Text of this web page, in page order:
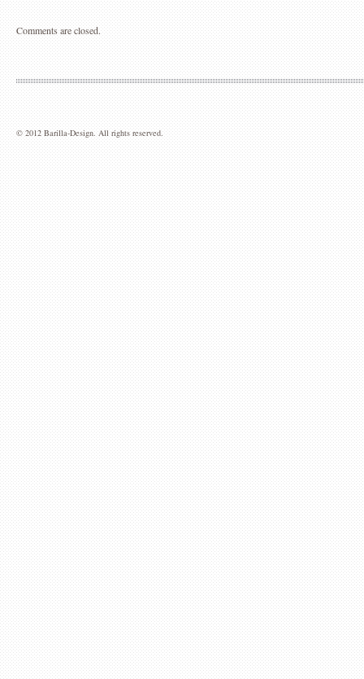
Comments are closed.
© 2012 Barilla-Design. All rights reserved.